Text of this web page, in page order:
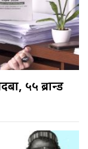
५५ ब्रान्ड